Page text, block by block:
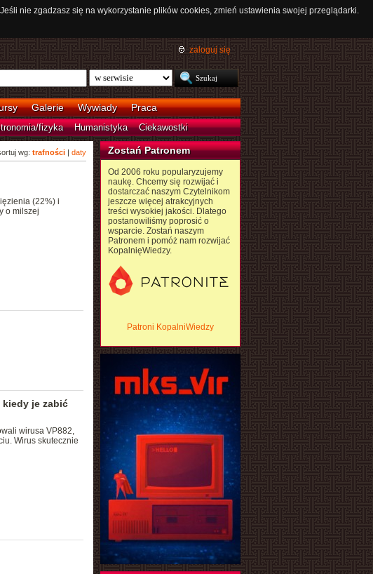
nie zgadzasz się na wykorzystanie plików cookies, zmień ustawienia swojej przeglądarki.
zaloguj się
Galerie Wywiady Praca
fizyka Humanistyka Ciekawostki
wg: trafności| daty
(22%) i
o milszej
kiedy je zabić
wirusa VP882,
Wirus skutecznie
Zostań Patronem
Od 2006 roku popularyzujemy
naukę. Chcemy się rozwijać i
dostarczać naszym Czytelnikom
jeszcze więcej atrakcyjnych
treści wysokiej jakości. Dlatego
postanowiliśmy poprosić o
wsparcie. Zostań naszym
Patronem i pomóż nam rozwijać
KopalnięWiedzy.
Patroni KopalniWiedzy